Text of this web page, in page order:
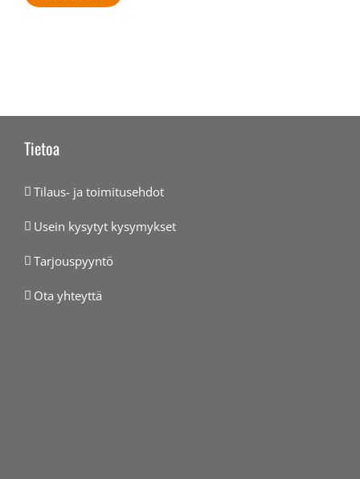
Tietoa
Tilaus- ja toimitusehdot
Usein kysytyt kysymykset
Tarjouspyyntö
Ota yhteyttä